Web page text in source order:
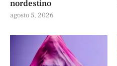
nordestino
agosto 5, 2026